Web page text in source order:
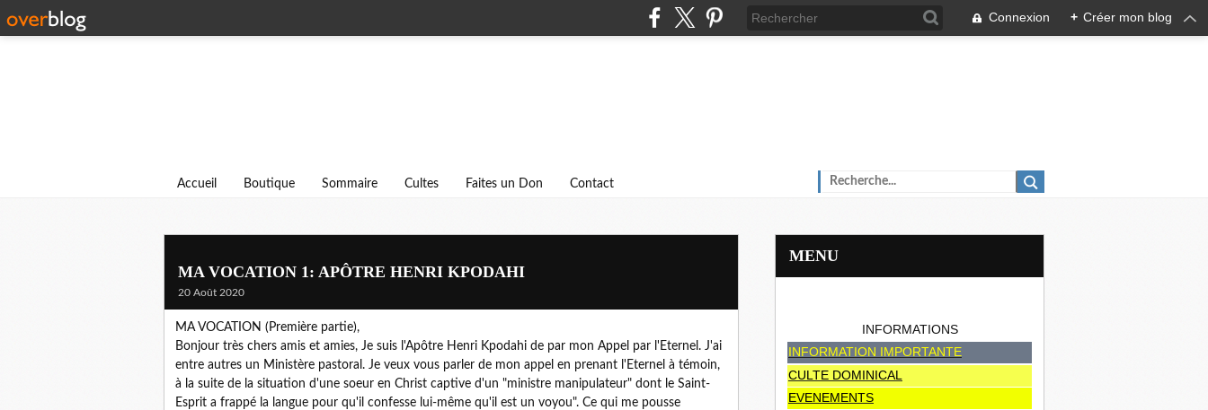
Connexion + Créer mon blog
Accueil Boutique Sommaire Cultes Faites un Don Contact
MA VOCATION 1: APÔTRE HENRI KPODAHI
20 Août 2020
MA VOCATION (Première partie),
Bonjour très chers amis et amies, Je suis l'Apôtre Henri Kpodahi de par mon Appel par l'Eternel. J'ai
entre autres un Ministère pastoral. Je veux vous parler de mon appel en prenant l'Eternel à témoin,
à la suite de la situation d'une soeur en Christ captive d'un "ministre manipulateur" dont le Saint-
Esprit a frappé la langue pour qu'il confesse lui-même qu'il est un voyou". Ce qui me pousse
MENU
INFORMATIONS
INFORMATION IMPORTANTE
CULTE DOMINICAL
EVENEMENTS